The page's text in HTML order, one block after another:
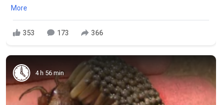
More
353 173 366
4 h 56 min